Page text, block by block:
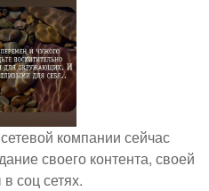
компании сейчас
своего контента, своей
соц сетях.